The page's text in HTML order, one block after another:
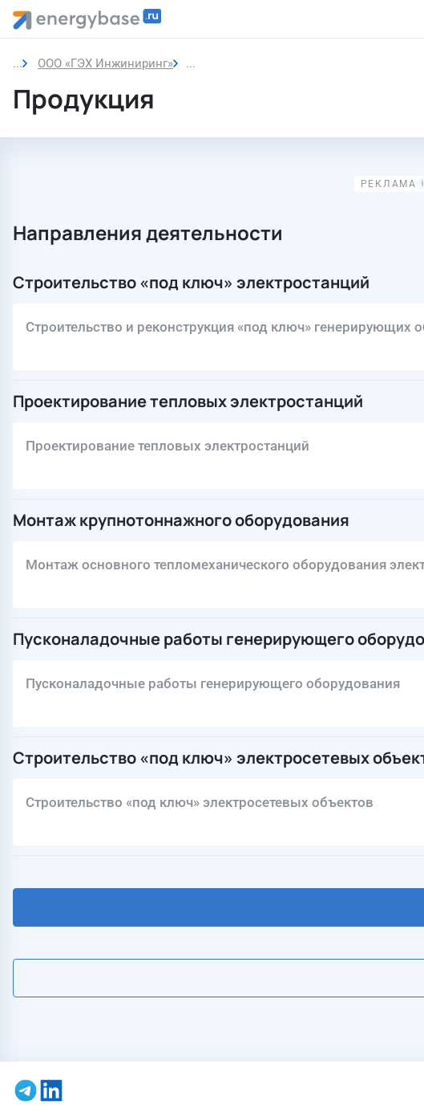
ООО «ГЭХ Инжиниринг» Продукция
Продукция
Направления деятельности
Строительство «под ключ» электростанций
Строительство и реконструкция «под ключ» генерирующих
Проектирование тепловых электростанций
Проектирование тепловых электростанций
Монтаж крупнотоннажного оборудования
Монтаж основного тепломеханического оборудования
Пусконаладочные работы генерирующего
Пусконаладочные работы генерирующего оборудования
Строительство «под ключ» электросетевых
Строительство «под ключ» электросетевых объектов